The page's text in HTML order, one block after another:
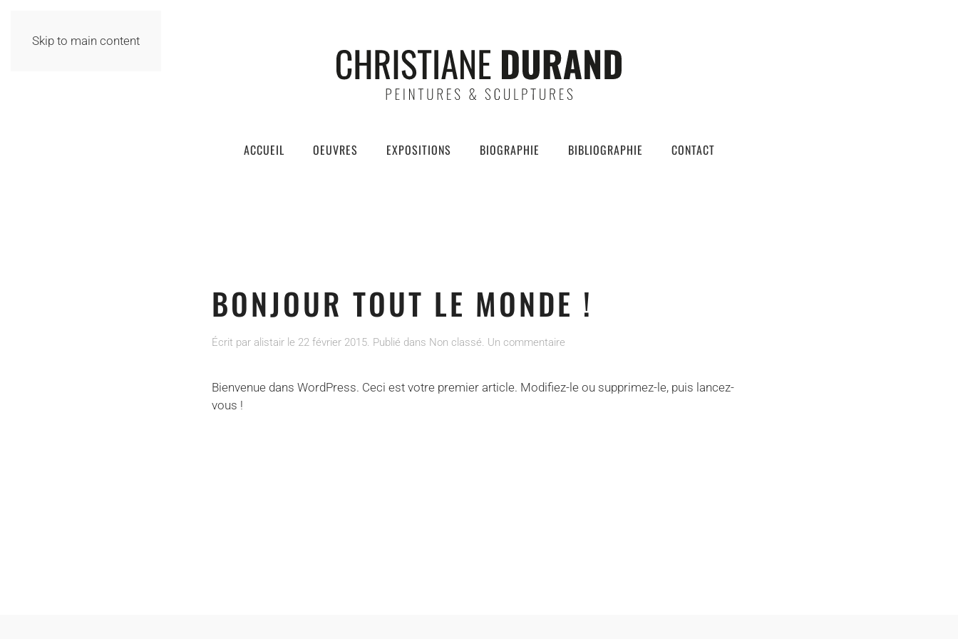
Skip to main content
ACCUEIL OEUVRES EXPOSITIONS BIOGRAPHIE BIBLIOGRAPHIE CONTACT
BONJOUR TOUT LE MONDE !
Écrit par alistair le 22 février 2015. Publié dans Non classé. Un commentaire
le
Bienvenue dans WordPress. Ceci est votre premier article. Modifiez-le ou supprimez-le, puis lancez-
vous !